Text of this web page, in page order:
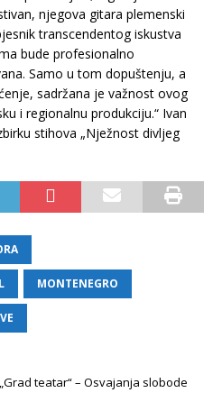
njegova gitara plemenski
transcendentog iskustva
bude profesionalno
Samo u tom dopuštenju, a
sadržana je važnost ovog
i regionalnu produkciju.“ Ivan
stihova „Nježnost divljeg
MONTENEGRO
teatar“ – Osvajanja slobode